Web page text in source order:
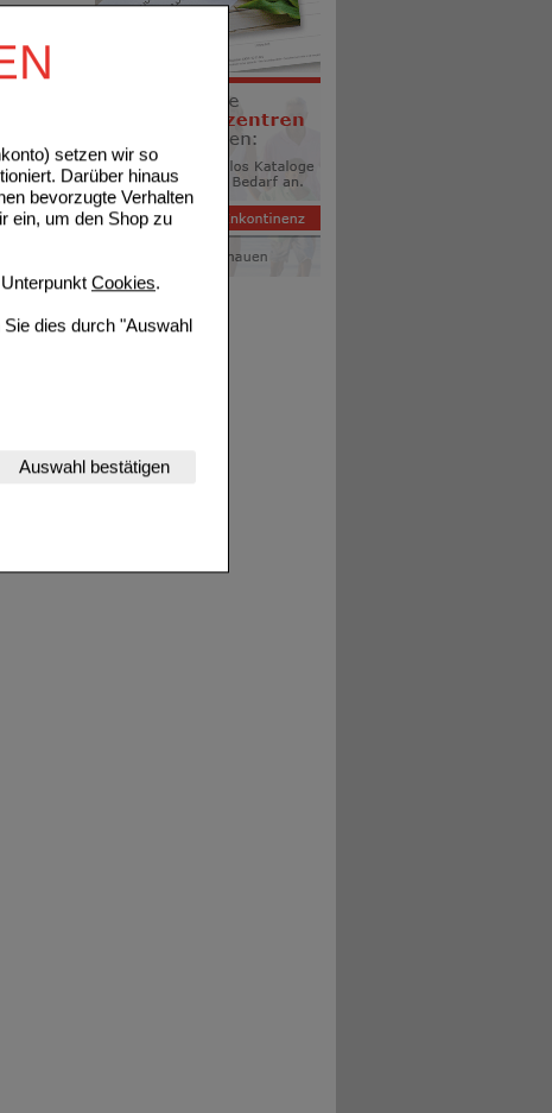
setzen wir so
Darüber hinaus
bevorzugte Verhalten
ein, um den Shop zu
Cookies.
dies durch "Auswahl
Website
werden kann.
gestalten,
(z.B.
unserer Website aber
dass Daten hierfür
Auswahl bestätigen